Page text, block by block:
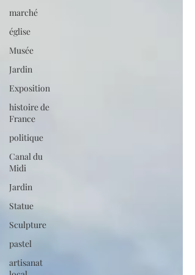
marché
église
Musée
Jardin
Exposition
histoire de
France
politique
Canal du
Midi
Jardin
Statue
Sculpture
pastel
artisanat